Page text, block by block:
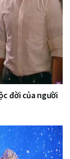
đời của người